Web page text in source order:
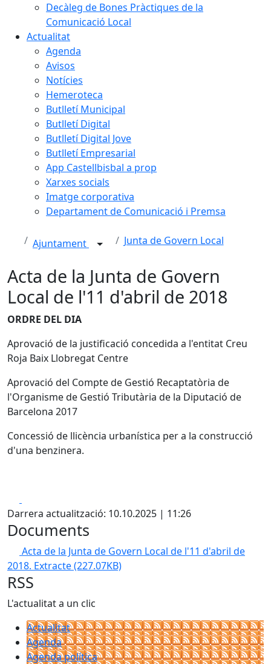
Decàleg de Bones Pràctiques de la
Comunicació Local
Actualitat
Agenda
Avisos
Notícies
Hemeroteca
Butlletí Municipal
Butlletí Digital
Butlletí Digital Jove
Butlletí Empresarial
App Castellbisbal a prop
Xarxes socials
Imatge corporativa
Departament de Comunicació i Premsa
Ajuntament Junta de Govern Local
Acta de la Junta de Govern
Local de l'11 d'abril de 2018
ORDRE DEL DIA
Aprovació de la justificació concedida a l'entitat Creu
Roja Baix Llobregat Centre
Aprovació del Compte de Gestió Recaptatòria de
l'Organisme de Gestió Tributària de la Diputació de
Barcelona 2017
Concessió de llicència urbanística per a la construcció
d'una benzinera.
Darrera actualització: 10.10.2025 | 11:26
Documents
Acta de la Junta de Govern Local de l'11 d'abril de
2018. Extracte(227.07KB)
RSS
L'actualitat a un clic
Actualitat
Agenda
Agenda política